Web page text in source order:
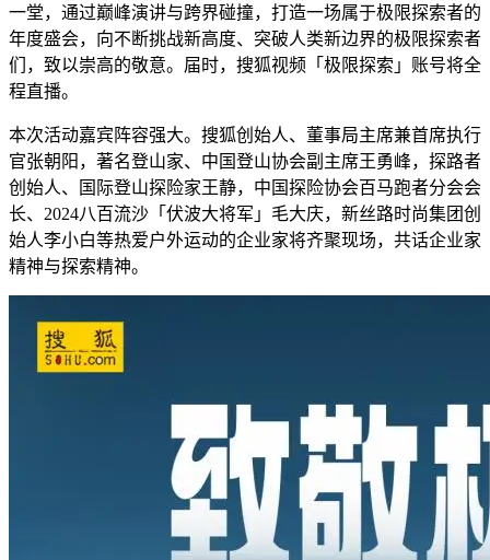
一堂，通过巅峰演讲与跨界碰撞，打造一场属于极限探索者的
年度盛会，向不断挑战新高度、突破人类新边界的极限探索者
们，致以崇高的敬意。届时，搜狐视频「极限探索」账号将全
程直播。
本次活动嘉宾阵容强大。搜狐创始人、董事局主席兼首席执行
官张朝阳，著名登山家、中国登山协会副主席王勇峰，探路者
创始人、国际登山探险家王静，中国探险协会百马跑者分会会
长、2024八百流沙「伏波大将军」毛大庆，新丝路时尚集团创
始人李小白等热爱户外运动的企业家将齐聚现场，共话企业家
精神与探索精神。